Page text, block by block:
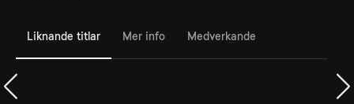
Liknande titlar Mer info Medverkande